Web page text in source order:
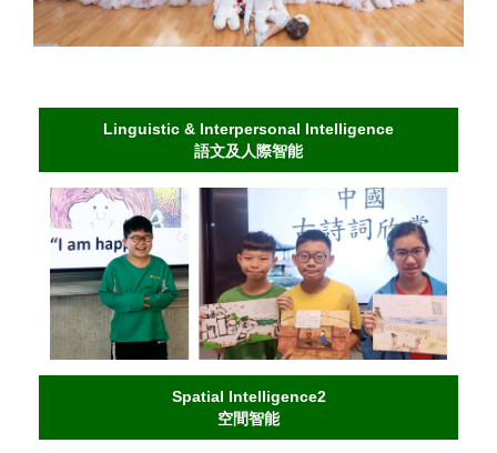
Linguistic & Interpersonal Intelligence
語文及人際智能
Spatial Intelligence2
空間智能